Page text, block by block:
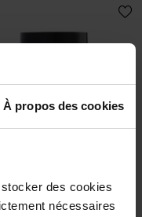
À propos des cookies
des cookies
nécessaires